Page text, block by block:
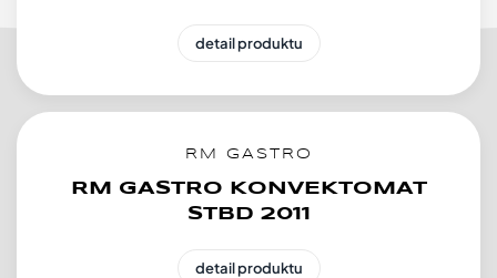
detail produktu
RM GASTRO
RM GASTRO KONVEKTOMAT
STBD 2011
detail produktu